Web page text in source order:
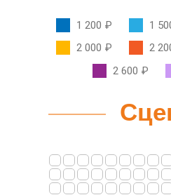
1 200 ₽ 1
2 000 ₽
2
2 600 ₽